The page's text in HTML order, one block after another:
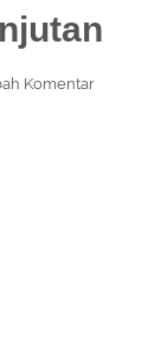
Komentar